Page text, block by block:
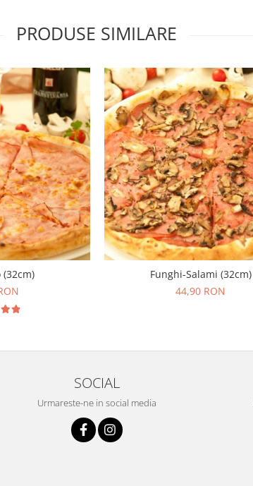
PRODUSE SIMILARE
Funghi-Salami (32cm)
44,90 RON
SOCIAL
Urmareste-ne in social media